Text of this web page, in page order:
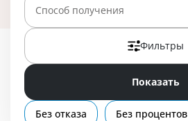
Бизнес
Способ получения
Фильтры
Показать
Без отказа Без процентов